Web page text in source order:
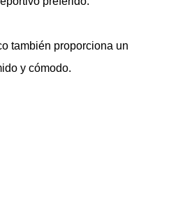
también proporciona un
y cómodo.